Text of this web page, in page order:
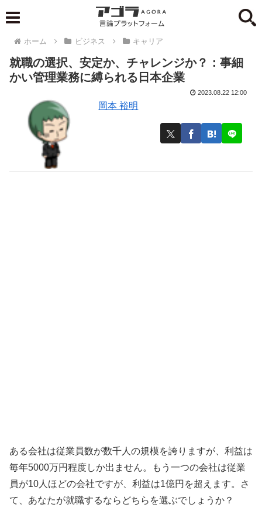
ホーム ビジネス キャリア
就職の選択、安定か、チャレンジか？：事細
かい管理業務に縛られる日本企業
岡本 裕明
2023.08.22 12:00
ある会社は従業員数が数千人の規模を誇りますが、利益は
毎年5000万円程度しか出ません。もう一つの会社は従業
員が10人ほどの会社ですが、利益は1億円を超えます。さ
て、あなたが就職するならどちらを選ぶでしょうか？